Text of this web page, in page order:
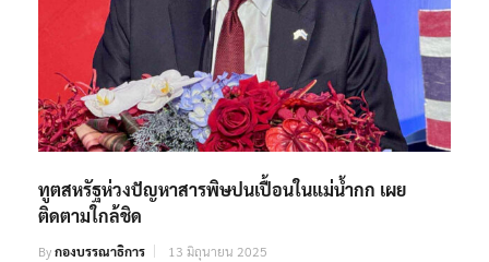
ทูตสหรัฐห่วงปัญหาสารพิษปนเปื้อนในแม่น้ำกก เผย
ติดตามใกล้ชิด
Byกองบรรณาธิการ 13 มิถุนายน 2025